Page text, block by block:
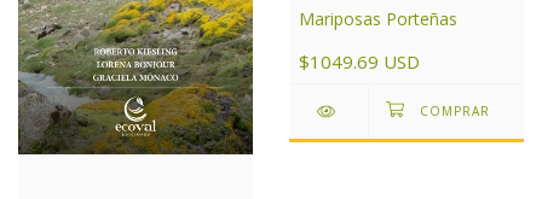
Mariposas Porteñas
$1049.69 USD